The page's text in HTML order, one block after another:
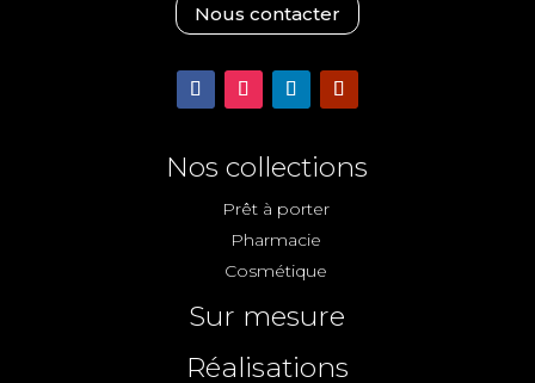
Nous contacter
Nos collections
Prêt à porter
Pharmacie
Cosmétique
Sur mesure
Réalisations